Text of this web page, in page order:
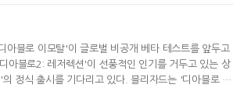
아블로 이모탈'이 글로벌 비공개 베타 테스트를 앞두고
아블로2: 레저렉션'이 선풍적인 인기를 거두고 있는 상
정식 출시를 기다리고 있다. 블리자드는 '디아블로 이